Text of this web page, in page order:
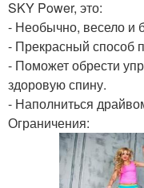
SKY Power, это:
- Необычно, весело и
- Прекрасный способ
- Поможет обрести
здоровую спину.
- Наполниться
Ограничения: